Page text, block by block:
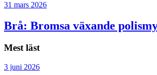
31 mars 2026
Brå: Bromsa växande
Mest läst
3 juni 2026